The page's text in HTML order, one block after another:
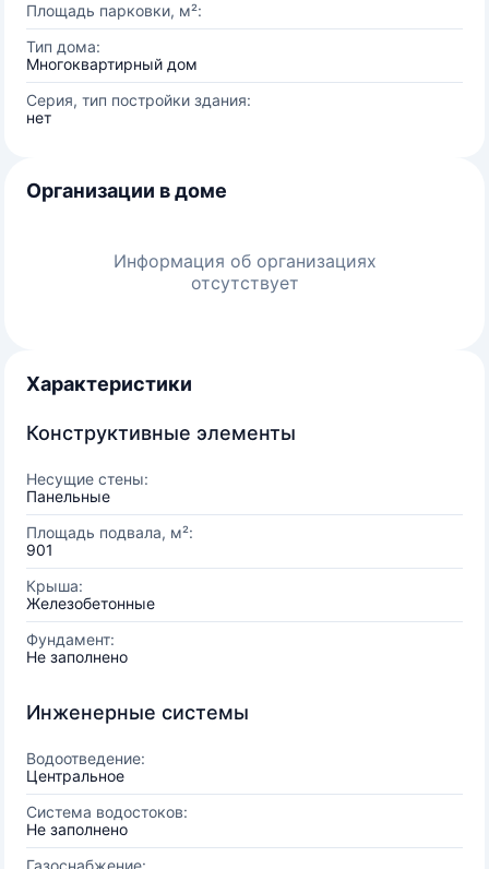
Площадь парковки, м²:
Тип дома:
Многоквартирный дом
Серия, тип постройки здания:
нет
Организации в доме
Информация об организациях
отсутствует
Характеристики
Конструктивные элементы
Несущие стены:
Панельные
Площадь подвала, м²:
901
Крыша:
Железобетонные
Фундамент:
Не заполнено
Инженерные системы
Водоотведение:
Центральное
Система водостоков:
Не заполнено
Газоснабжение: